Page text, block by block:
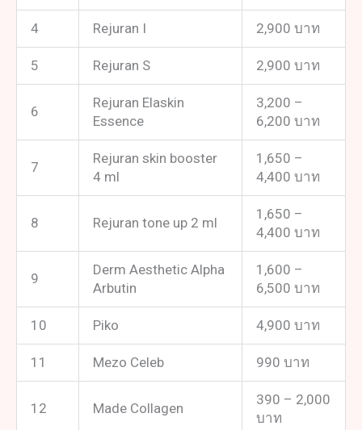
4 Rejuran I 2,900 บาท
5 Rejuran S 2,900 บาท
6
Rejuran Elaskin
Essence
3,200 –
6,200 บาท
7
Rejuran skin booster
4 ml
1,650 –
4,400 บาท
8 Rejuran tone up 2 ml
1,650 –
4,400 บาท
9
Derm Aesthetic Alpha
Arbutin
1,600 –
6,500 บาท
10 Piko 4,900 บาท
11 Mezo Celeb 990 บาท
12 Made Collagen
390 – 2,000
บาท